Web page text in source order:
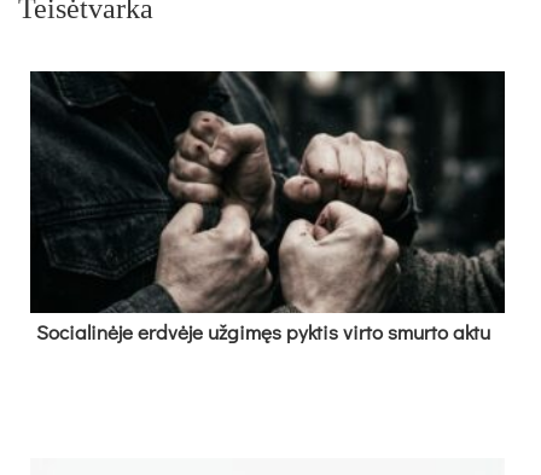
Teisėtvarka
So­cia­li­nė­je erd­vė­je už­gi­męs pyk­tis vir­to smur­to ak­tu